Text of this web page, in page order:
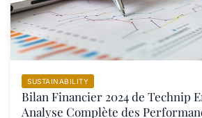
SUSTAINABILITY
Bilan Financier 2024 de Technip
Analyse Complète des